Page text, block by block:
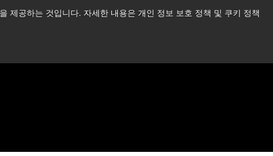
제공하는 것입니다. 자세한 내용은 개인 정보 보호 정책 및 쿠키 정책
니다. 더 읽어보기 →